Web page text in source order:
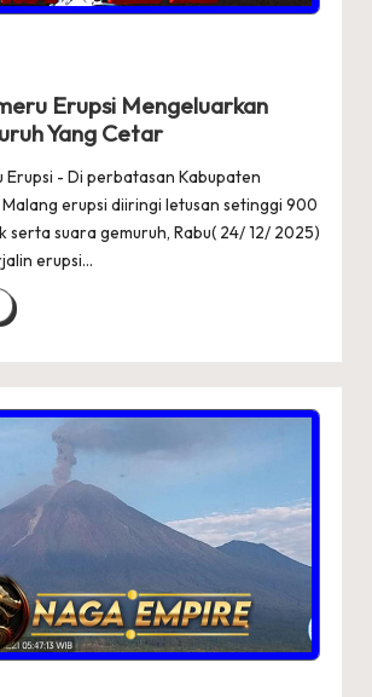
Erupsi Mengeluarkan
Yang Cetar
Erupsi - Di perbatasan Kabupaten
erupsi diiringi letusan setinggi 900
serta suara gemuruh, Rabu( 24/ 12/ 2025)
erupsi…